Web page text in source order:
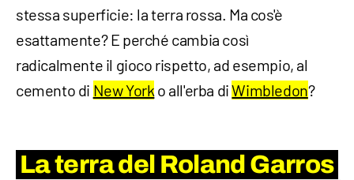
stessa superficie: la terra rossa. Ma cos'è
esattamente? E perché cambia così
radicalmente il gioco rispetto, ad esempio, al
cemento di New York o all'erba diWimbledon?
La terra del Roland Garros